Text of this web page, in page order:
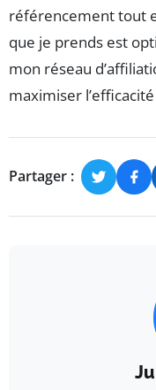
référencement tout
que je prends est
mon réseau
maximiser
Partager :